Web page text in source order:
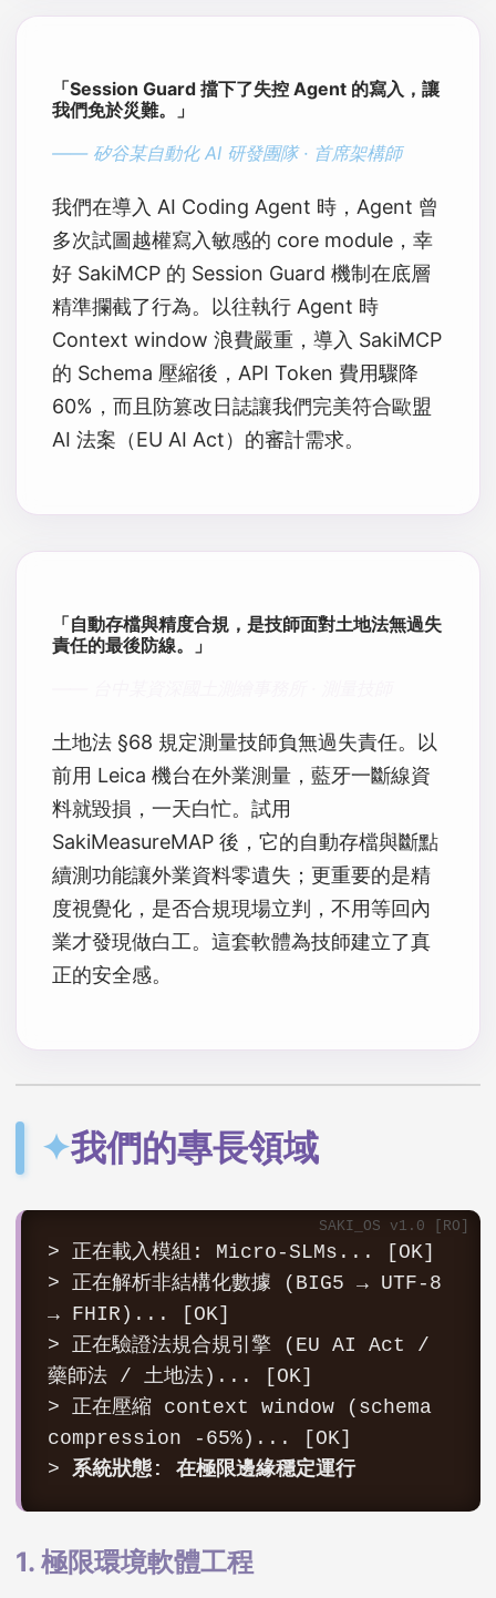
「Session Guard 擋下了失控 Agent 的寫入，讓
我們免於災難。」
—— 矽谷某自動化 AI 研發團隊 · 首席架構師
我們在導入 AI Coding Agent 時，Agent 曾
多次試圖越權寫入敏感的 core module，幸
好 SakiMCP 的 Session Guard 機制在底層
精準攔截了行為。以往執行 Agent 時
Context window 浪費嚴重，導入 SakiMCP
的 Schema 壓縮後，API Token 費用驟降
60%，而且防篡改日誌讓我們完美符合歐盟
AI 法案（EU AI Act）的審計需求。
「自動存檔與精度合規，是技師面對土地法無過失
責任的最後防線。」
土地法 §68 規定測量技師負無過失責任。以
前用 Leica 機台在外業測量，藍牙一斷線資
料就毀損，一天白忙。試用
SakiMeasureMAP 後，它的自動存檔與斷點
續測功能讓外業資料零遺失；更重要的是精
度視覺化，是否合規現場立判，不用等回內
業才發現做白工。這套軟體為技師建立了真
正的安全感。
✦我們的專長領域
> 正在載入模組: Micro-SLMs... [OK]
> 正在解析非結構化數據 (BIG5 → UTF-8
→ FHIR)... [OK]
> 正在驗證法規合規引擎 (EU AI Act /
藥師法 / 土地法)... [OK]
> 正在壓縮 context window (schema
compression -65%)... [OK]
> 系統狀態: 在極限邊緣穩定運行
1. 極限環境軟體工程